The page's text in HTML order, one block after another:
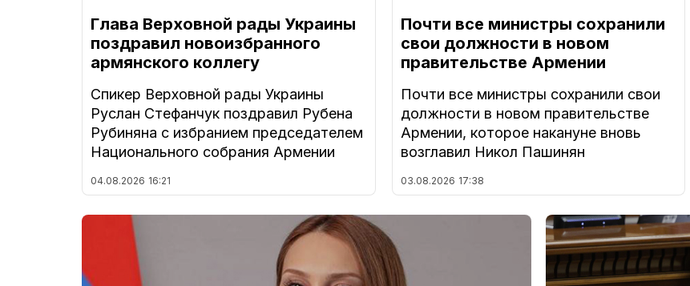
Глава Верховной рады Украины
поздравил новоизбранного
армянского коллегу
Спикер Верховной рады Украины
Руслан Стефанчук поздравил Рубена
Рубиняна с избранием председателем
Национального собрания Армении
04.08.2026 16:21
Почти все министры сохранили
свои должности в новом
правительстве Армении
Почти все министры сохранили свои
должности в новом правительстве
Армении, которое накануне вновь
возглавил Никол Пашинян
03.08.2026 17:38